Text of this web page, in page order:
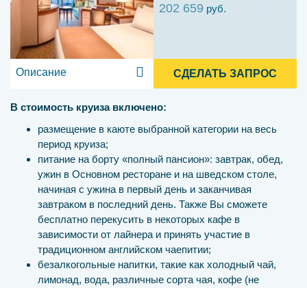
202 659 руб.
Описание СДЕЛАТЬ ЗАПРОС
В стоимость круиза включено:
размещение в каюте выбранной категории на весь
период круиза;
питание на борту «полный пансион»: завтрак, обед,
ужин в Основном ресторане и на шведском столе,
начиная с ужина в первый день и заканчивая
завтраком в последний день. Также Вы сможете
бесплатно перекусить в некоторых кафе в
зависимости от лайнера и принять участие в
традиционном английском чаепитии;
безалкогольные напитки, такие как холодный чай,
лимонад, вода, различные сорта чая, кофе (не